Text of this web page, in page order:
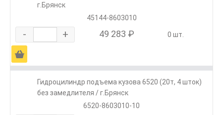
г.Брянск
45144-8603010
- + 49 283 ₽ 0 шт.
Ä
Гидроцилиндр подъема кузова 6520 (20т, 4 шток)
без замедлителя / г.Брянск
6520-8603010-10